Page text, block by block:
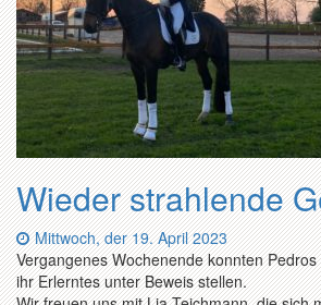
Wieder strahlende
Datum:
Mittwoch, der 19. April 2023
Vergangenes Wochenende konnten
ihr Erlerntes unter Beweis stellen.